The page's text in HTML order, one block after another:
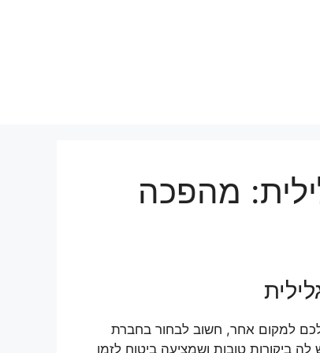
מהפכה
למקום אחר, חשוב לבחור בחברת
ביקורות טובות ושמציעה ביטוח לזמן